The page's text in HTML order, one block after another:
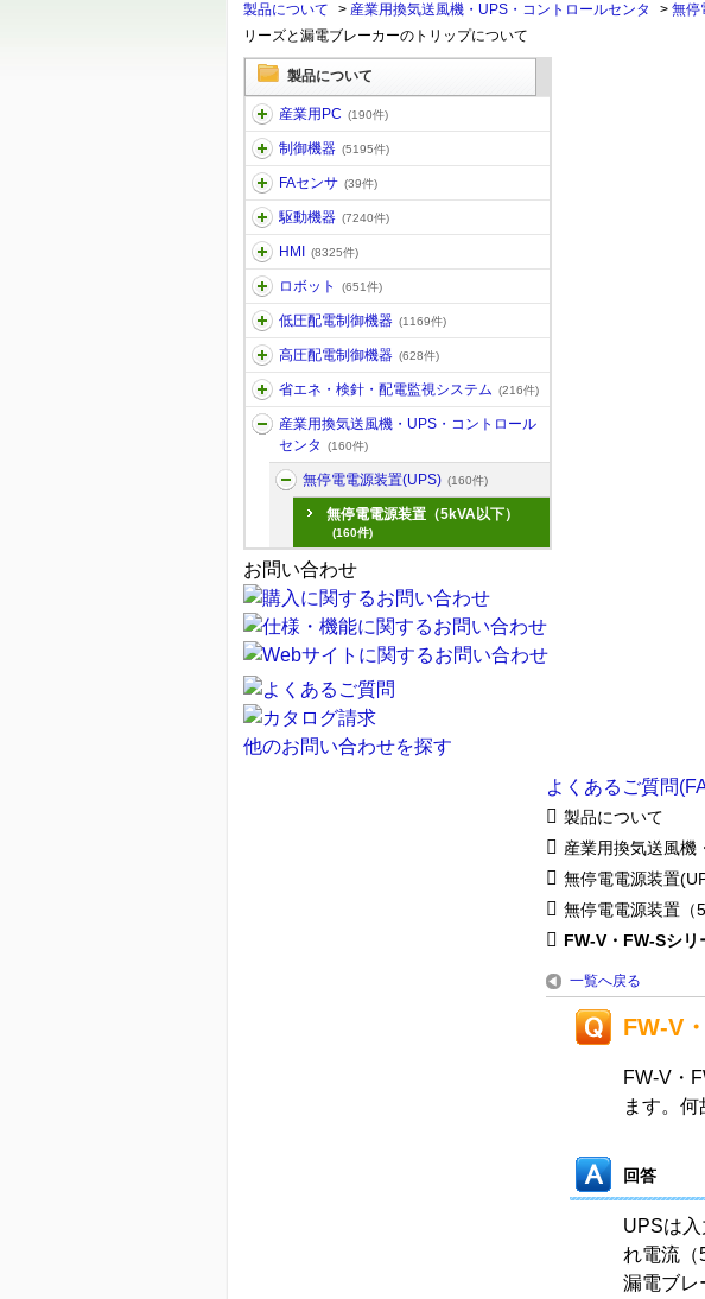
製品について > 産業用換気送風機・UPS・コントロールセンタ > 無停
リーズと漏電ブレーカーのトリップについて
製品について
産業用PC (190件)
制御機器 (5195件)
FAセンサ (39件)
駆動機器 (7240件)
HMI (8325件)
ロボット (651件)
低圧配電制御機器 (1169件)
高圧配電制御機器 (628件)
省エネ・検針・配電監視システム (216件)
産業用換気送風機・UPS・コントロール
センタ
(160件)
無停電電源装置(UPS) (160件)
無停電電源装置（5kVA以下）
(160件)
お問い合わせ
他のお問い合わせを探す
よくあるご質問
製品について
産業用換気送風機
無停電電源装置
無停電電源装置（
FW-V・FW-Sシ
一覧へ戻る
FW-V
FW-V・
ます。何
回答
UPSは
れ電流（
漏電ブレ